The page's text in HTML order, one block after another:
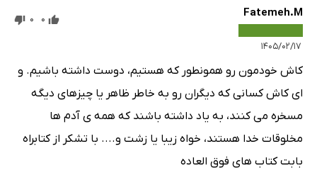
Fatemeh.M
۱۴۰۵/۰۲/۱۷
0
0
کاش خودمون رو همونطور که هستیم، دوست داشته باشیم. و
ای کاش کسانی که دیگران رو به خاطر ظاهر یا چیزهای دیگه
مسخره می کنند، به یاد داشته باشند که همه ی آدم ها
مخلوقات خدا هستند، خواه زیبا یا زشت و.... با تشکر از کتابراه
بابت کتاب های فوق العاده